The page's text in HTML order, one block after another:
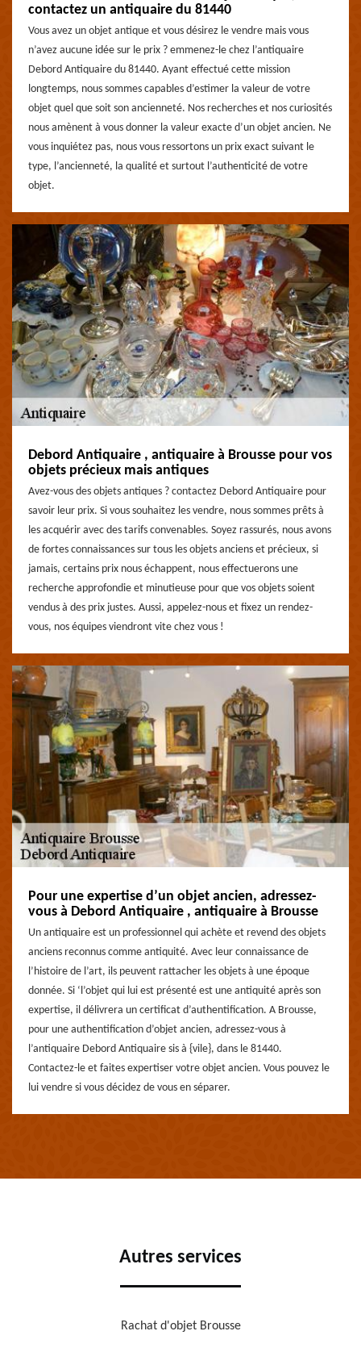
contactez un antiquaire du 81440
Vous avez un objet antique et vous désirez le vendre mais vous
n’avez aucune idée sur le prix ? emmenez-le chez l’antiquaire
Debord Antiquaire du 81440. Ayant effectué cette mission
longtemps, nous sommes capables d’estimer la valeur de votre
objet quel que soit son ancienneté. Nos recherches et nos curiosités
nous amènent à vous donner la valeur exacte d’un objet ancien. Ne
vous inquiétez pas, nous vous ressortons un prix exact suivant le
type, l’ancienneté, la qualité et surtout l’authenticité de votre
objet.
Debord Antiquaire , antiquaire à Brousse pour vos
objets précieux mais antiques
Avez-vous des objets antiques ? contactez Debord Antiquaire pour
savoir leur prix. Si vous souhaitez les vendre, nous sommes prêts à
les acquérir avec des tarifs convenables. Soyez rassurés, nous avons
de fortes connaissances sur tous les objets anciens et précieux, si
jamais, certains prix nous échappent, nous effectuerons une
recherche approfondie et minutieuse pour que vos objets soient
vendus à des prix justes. Aussi, appelez-nous et fixez un rendez-
vous, nos équipes viendront vite chez vous !
Pour une expertise d’un objet ancien, adressez-
vous à Debord Antiquaire , antiquaire à Brousse
Un antiquaire est un professionnel qui achète et revend des objets
anciens reconnus comme antiquité. Avec leur connaissance de
l’histoire de l’art, ils peuvent rattacher les objets à une époque
donnée. Si ‘l’objet qui lui est présenté est une antiquité après son
expertise, il délivrera un certificat d’authentification. A Brousse,
pour une authentification d’objet ancien, adressez-vous à
l’antiquaire Debord Antiquaire sis à {vile}, dans le 81440.
Contactez-le et faites expertiser votre objet ancien. Vous pouvez le
lui vendre si vous décidez de vous en séparer.
Autres services
Rachat d'objet Brousse